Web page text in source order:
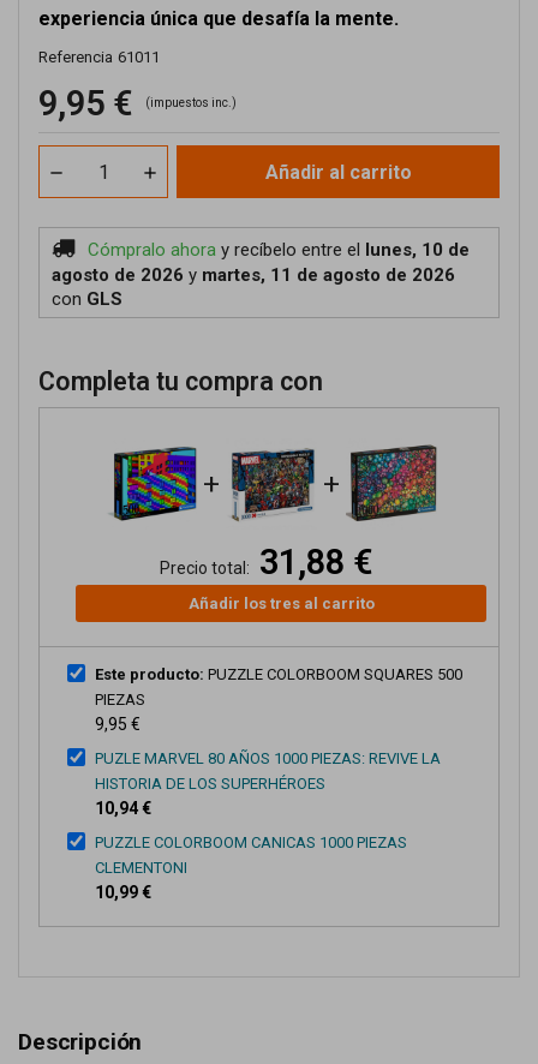
experiencia única que desafía la mente.
Referencia 61011
9,95 € (impuestos inc.)
Añadir al carrito
Cómpralo ahora y recíbelo entre el lunes, 10 de
agosto de 2026 y martes, 11 de agosto de 2026
con GLS
Completa tu compra con
+ +
Precio total: 31,88 €
Añadir los tres al carrito
Este producto: PUZZLE COLORBOOM SQUARES 500
PIEZAS
9,95 €
PUZLE MARVEL 80 AÑOS 1000 PIEZAS: REVIVE LA
HISTORIA DE LOS SUPERHÉROES
10,94 €
PUZZLE COLORBOOM CANICAS 1000 PIEZAS
CLEMENTONI
10,99 €
Descripción